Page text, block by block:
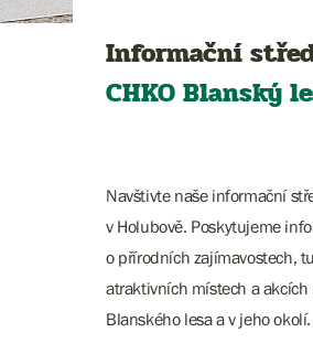
Informační
CHKO Blanský
Navštivte naše informační
v Holubově. Poskytujeme
o přírodních zajímavostech,
atraktivních místech a akcích
Blanského lesa a v jeho okolí.